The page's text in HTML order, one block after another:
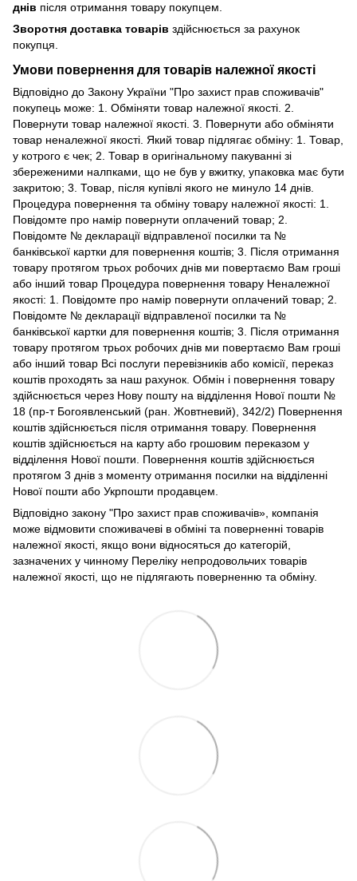
днів після отримання товару покупцем.
Зворотня доставка товарів здійснюється за рахунок
покупця.
Умови повернення для товарів належної якості
Відповідно до Закону України "Про захист прав споживачів"
покупець може: 1. Обміняти товар належної якості. 2.
Повернути товар належної якості. 3. Повернути або обміняти
товар неналежної якості. Який товар підлягає обміну: 1. Товар,
у котрого є чек; 2. Товар в оригінальному пакуванні зі
збереженими налпками, що не був у вжитку, упаковка має бути
закритою; 3. Товар, після купівлі якого не минуло 14 днів.
Процедура повернення та обміну товару належної якості: 1.
Повідомте про намір повернути оплачений товар; 2.
Повідомте № декларації відправленої посилки та №
банківської картки для повернення коштів; 3. Після отримання
товару протягом трьох робочих днів ми повертаємо Вам гроші
або інший товар Процедура повернення товару Неналежної
якості: 1. Повідомте про намір повернути оплачений товар; 2.
Повідомте № декларації відправленої посилки та №
банківської картки для повернення коштів; 3. Після отримання
товару протягом трьох робочих днів ми повертаємо Вам гроші
або інший товар Всі послуги перевізників або комісії, переказ
коштів проходять за наш рахунок. Обмін і повернення товару
здійснюється через Нову пошту на відділення Нової пошти №
18 (пр-т Богоявленський (ран. Жовтневий), 342/2) Повернення
коштів здійснюється після отримання товару. Повернення
коштів здійснюється на карту або грошовим переказом у
відділення Нової пошти. Повернення коштів здійснюється
протягом 3 днів з моменту отримання посилки на відділенні
Нової пошти або Укрпошти продавцем.
Відповідно закону "Про захист прав споживачів», компанія
може відмовити споживачеві в обміні та поверненні товарів
належної якості, якщо вони відносяться до категорій,
зазначених у чинному Переліку непродовольчих товарів
належної якості, що не підлягають поверненню та обміну.